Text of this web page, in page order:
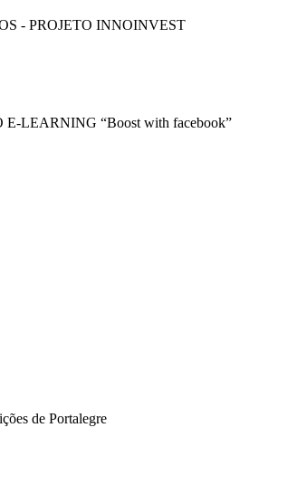
- PROJETO INNOINVEST
LEARNING “Boost with facebook”
de Portalegre